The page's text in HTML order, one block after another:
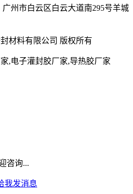
广州市白云区白云大道南295号羊城
材料有限公司 版权所有
,电子灌封胶厂家,导热胶厂家
咨询...